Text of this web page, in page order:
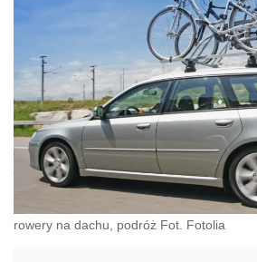
rowery na dachu, podróż Fot. Fotolia